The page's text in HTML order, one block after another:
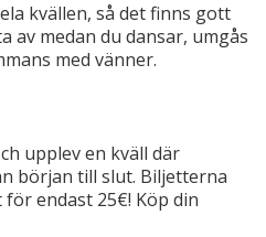
kvällen, så det finns gott
medan du dansar, umgås
med vänner.
upplev en kväll där
början till slut. Biljetterna
endast 25€! Köp din